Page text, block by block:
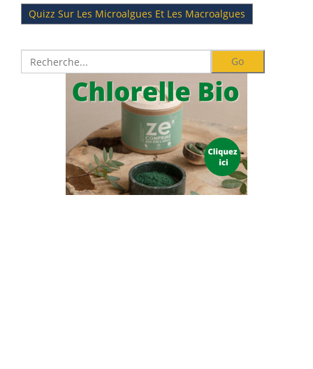
Quizz Sur Les Microalgues Et Les Macroalgues